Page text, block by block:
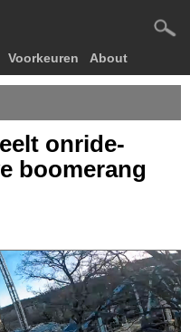
Voorkeuren About
onride-
boomerang